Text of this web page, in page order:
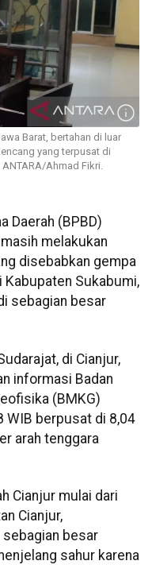
Barat, bertahan di luar
yang terpusat di
Ahmad Fikri.
Daerah (BPBD)
melakukan
disebabkan gempa
Sukabumi,
sebagian besar
di Cianjur,
informasi Badan
(BMKG)
WIB berpusat di 8,04
arah tenggara
Cianjur mulai dari
Cianjur,
sebagian besar
sahur karena